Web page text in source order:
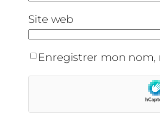
Site web
Enregistrer mon